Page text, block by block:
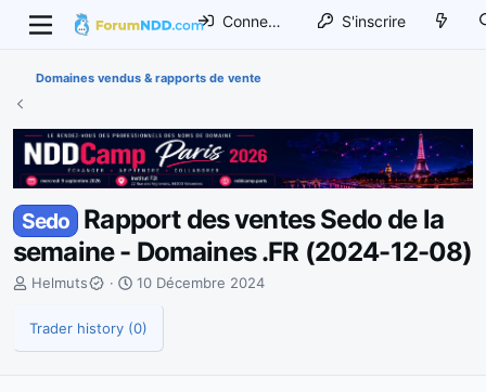
Connexion S'inscrire
Domaines vendus & rapports de vente
Sedo Rapport des ventes Sedo de la
semaine - Domaines .FR (2024-12-08)
I
i
Helmuts
D
t
10 Décembre 2024
Trader history (0)